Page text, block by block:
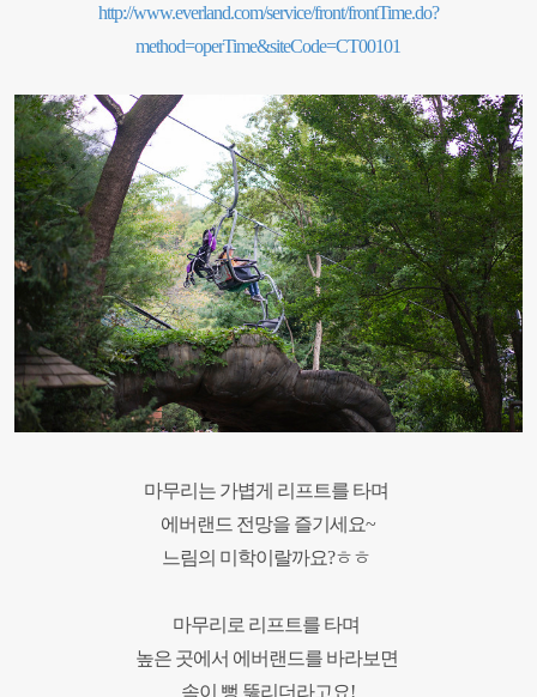
http://www.everland.com/service/front/frontTime.do?
method=operTime&siteCode=CT00101
마무리는 가볍게 리프트를 타며
에버랜드 전망을 즐기세요~
느림의 미학이랄까요?ㅎㅎ
마무리로 리프트를 타며
높은 곳에서 에버랜드를 바라보면
속이 뻥 뚫리더라고요!